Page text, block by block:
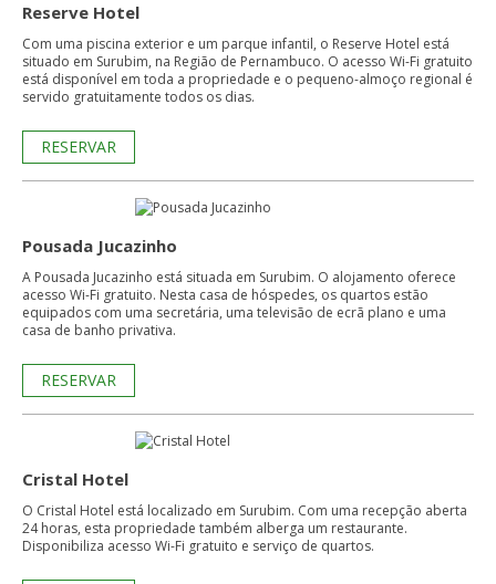
Reserve Hotel
Com uma piscina exterior e um parque infantil, o Reserve Hotel está
situado em Surubim, na Região de Pernambuco. O acesso Wi-Fi gratuito
está disponível em toda a propriedade e o pequeno-almoço regional é
servido gratuitamente todos os dias.
RESERVAR
Pousada Jucazinho
A Pousada Jucazinho está situada em Surubim. O alojamento oferece
acesso Wi-Fi gratuito. Nesta casa de hóspedes, os quartos estão
equipados com uma secretária, uma televisão de ecrã plano e uma
casa de banho privativa.
RESERVAR
Cristal Hotel
O Cristal Hotel está localizado em Surubim. Com uma recepção aberta
24 horas, esta propriedade também alberga um restaurante.
Disponibiliza acesso Wi-Fi gratuito e serviço de quartos.